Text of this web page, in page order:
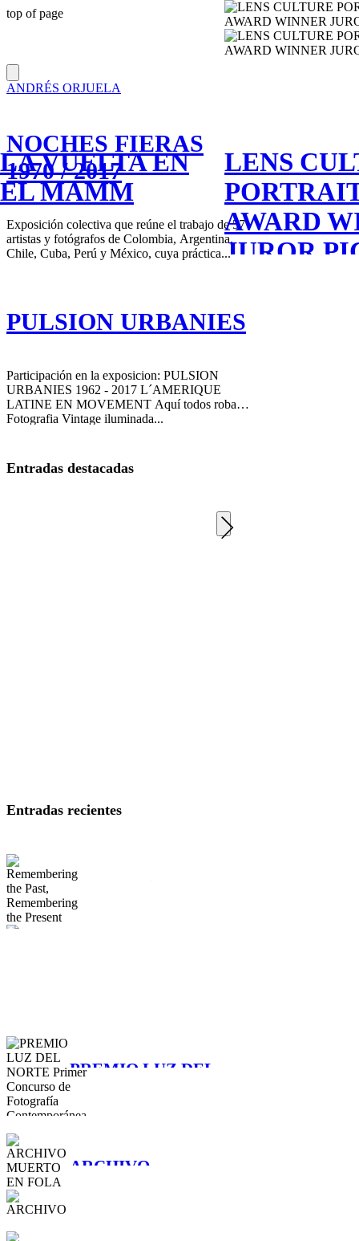
top of page
ANDRÉS ORJUELA
NOCHES FIERAS
1970 / 2017
Exposición colectiva que reúne el trabajo de 57
artistas y fotógrafos de Colombia, Argentina,
Chile, Cuba, Perú y México, cuya práctica...
PULSION URBANIES
Participación en la exposicion: PULSION
URBANIES 1962 - 2017 L´AMERIQUE
LATINE EN MOVEMENT Aquí todos roban
Fotografia Vintage iluminada...
Entradas destacadas
LA VUELTA EN
EL MAMM
LENS
AWARD
JUROR
Entradas recientes
Remembering the
Past, Remembering
PREMIO LUZ DEL
NORTE Primer
Concurso de
Latinoamérica
ARCHIVO